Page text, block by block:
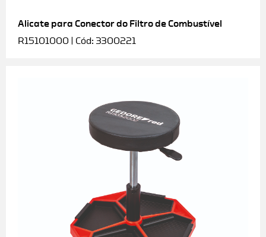
Alicate para Conector do Filtro de Combustível
R15101000 | Cód: 3300221